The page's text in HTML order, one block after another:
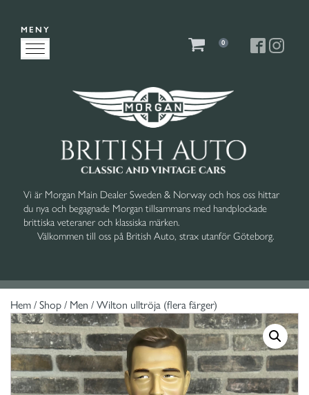
Vi är Morgan Main Dealer Sweden & Norway och hos oss hittar
du nya och begagnade Morgan tillsammans med handplockade
brittiska veteraner och klassiska märken.
Välkommen till oss på British Auto, strax utanför Göteborg.
0
MENY
Hem/Shop/ Men / Wilton ulltröja (flera färger)